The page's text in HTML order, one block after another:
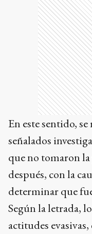
En este sentido,
señalados
que no tomaron
después, con la
determinar que
Según la letrada,
actitudes